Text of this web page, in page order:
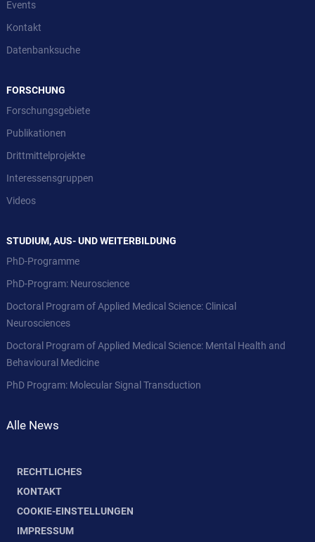
Events
Kontakt
Datenbanksuche
FORSCHUNG
Forschungsgebiete
Publikationen
Drittmittelprojekte
Interessensgruppen
Videos
STUDIUM, AUS- UND WEITERBILDUNG
PhD-Programme
PhD-Program: Neuroscience
Doctoral Program of Applied Medical Science: Clinical
Neurosciences
Doctoral Program of Applied Medical Science: Mental Health and
Behavioural Medicine
PhD Program: Molecular Signal Transduction
Alle News
RECHTLICHES
KONTAKT
COOKIE-EINSTELLUNGEN
IMPRESSUM